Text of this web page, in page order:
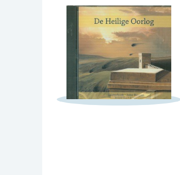
Bibles Foreign
Languages
Bijbelstudie
Geloof, duurzaamheid
en mileu
Benodigdheden voor
kerken
Christelijke spellen
E-mail *
Titel *